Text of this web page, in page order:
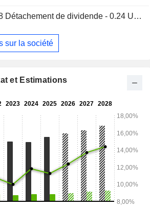
Détachement de dividende - 0.24 USD
sur la société
et Estimations